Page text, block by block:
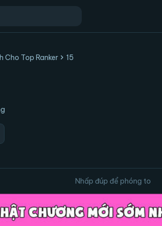
Cho Top Ranker chevron_right 15
Nhấp đúp để phóng to